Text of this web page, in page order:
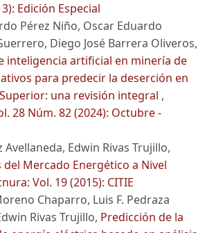
Edición Especial
Pérez Niño, Oscar Eduardo
Diego José Barrera Oliveros,
inteligencia artificial en minería de
para predecir la deserción en
una revisión integral ,
28 Núm. 82 (2024): Octubre -
Avellaneda, Edwin Rivas Trujillo,
del Mercado Energético a Nivel
Vol. 19 (2015): CITIE
Chaparro, Luis F. Pedraza
Rivas Trujillo, Predicción de la